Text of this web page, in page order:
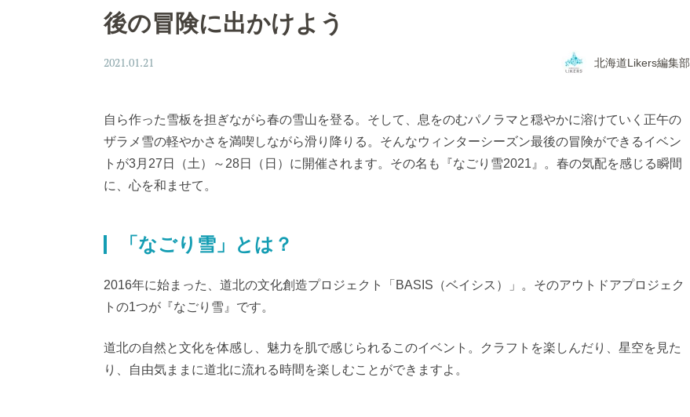
後の冒険に出かけよう
2021.01.21 北海道Likers編集部
自ら作った雪板を担ぎながら春の雪山を登る。そして、息をのむパノラマと穏やかに溶けていく正午の
ザラメ雪の軽やかさを満喫しながら滑り降りる。そんなウィンターシーズン最後の冒険ができるイベン
トが3月27日（土）～28日（日）に開催されます。その名も『なごり雪2021』。春の気配を感じる瞬間
に、心を和ませて。
「なごり雪」とは？
2016年に始まった、道北の文化創造プロジェクト「BASIS（ベイシス）」。そのアウトドアプロジェク
トの1つが『なごり雪』です。
道北の自然と文化を体感し、魅力を肌で感じられるこのイベント。クラフトを楽しんだり、星空を見た
り、自由気ままに道北に流れる時間を楽しむことができますよ。